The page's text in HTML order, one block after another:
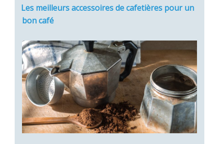
Les meilleurs accessoires de cafetières pour un
bon café